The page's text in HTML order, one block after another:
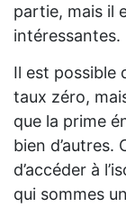
partie, mais il
intéressantes.
Il est possible
taux zéro,
que la prime
bien d’autres.
d’accéder à
qui sommes